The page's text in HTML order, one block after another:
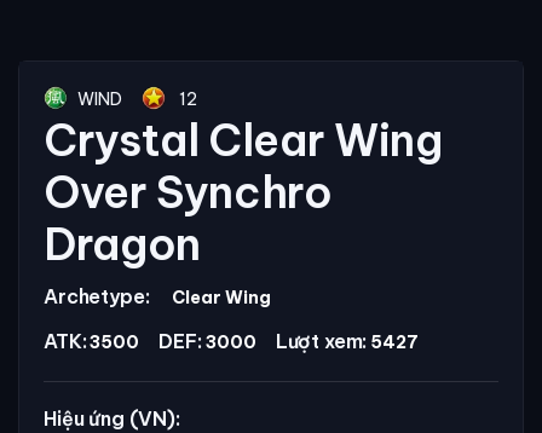
WIND 12
Crystal Clear Wing
Over Synchro
Dragon
Archetype: Clear Wing
ATK:3500 DEF: 3000 Lượt xem: 5427
Hiệu ứng (VN):